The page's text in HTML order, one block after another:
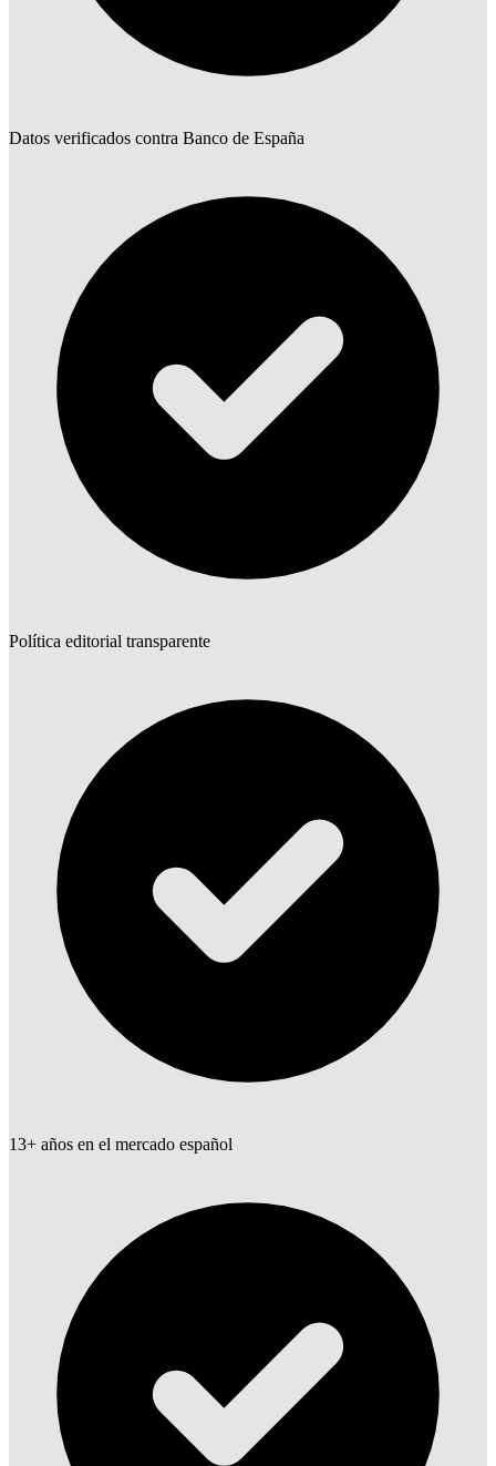
Datos verificados contra Banco de España
Política editorial transparente
13+ años en el mercado español